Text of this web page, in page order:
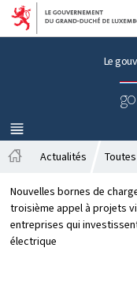
Aller
Le
MENU
PRINCIPAL
c
c
u
e
Actualités
Nouvelles bornes de
troisième appel à projets
entreprises qui
électrique